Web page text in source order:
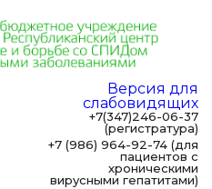
Версия для
слабовидящих
+7(347)246-06-37
(регистратура)
+7 (986) 964-92-74 (для
пациентов с
хроническими
вирусными гепатитами)